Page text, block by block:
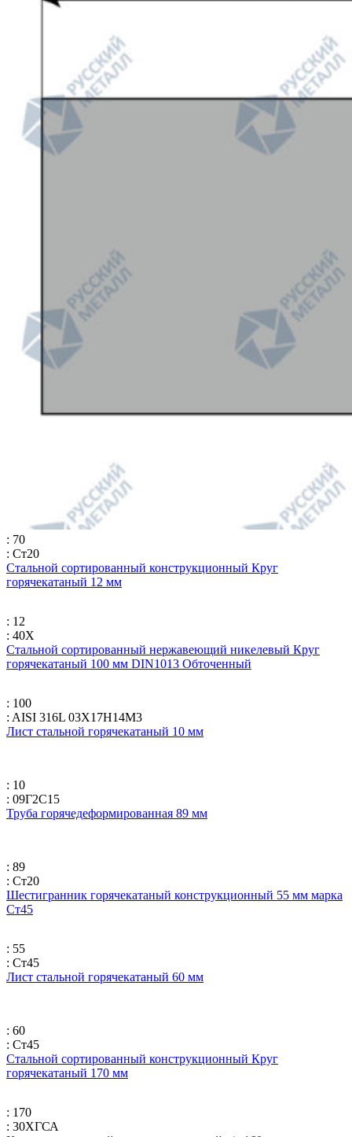
: 70
: Ст20
Стальной сортированный конструкционный Круг
горячекатаный 12 мм
: 12
: 40Х
Стальной сортированный нержавеющий никелевый Круг
горячекатаный 100 мм DIN1013 Обточенный
: 100
: AISI 316L 03Х17Н14М3
Лист стальной горячекатаный 10 мм
: 10
: 09Г2С15
Труба горячедеформированная 89 мм
: 89
: Ст20
Шестигранник горячекатаный конструкционный 55 мм марка
Ст45
: 55
: Ст45
Лист стальной горячекатаный 60 мм
: 60
: Ст45
Стальной сортированный конструкционный Круг
горячекатаный 170 мм
: 170
: 30ХГСА